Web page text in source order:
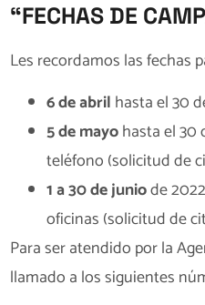
“FECHAS DE
Les recordamos las fechas
6 de abril hasta el 30
5 de mayohasta el 30
teléfono (solicitud de
1 a 30 de juniode
oficinas (solicitud de
Para ser atendido por la
llamado a los siguientes